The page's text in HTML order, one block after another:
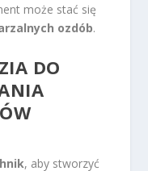
może stać się
ozdób.
DO
, aby stworzyć